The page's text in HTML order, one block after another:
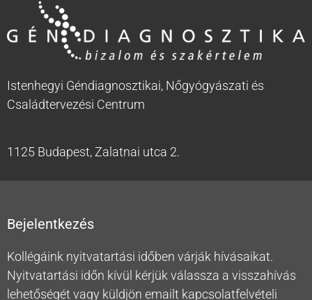
Istenhegyi Géndiagnosztikai, Nőgyógyászati és
Családtervezési Centrum
1125 Budapest, Zalatnai utca 2.
Bejelentkezés
Kollégáink nyitvatartási időben várják hívásaikat.
Nyitvatartási időn kívül kérjük válassza a visszahívás
lehetőségét vagy küldjön emailt kapcsolatfelvételi